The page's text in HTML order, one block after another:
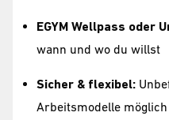
EGYM Wellpass oder
wann und wo du willst
Sicher & flexibel:
Arbeitsmodelle